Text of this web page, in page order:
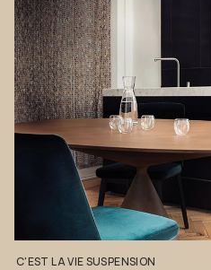
C'EST LAVIESUSPENSION